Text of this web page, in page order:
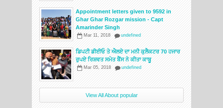
Appointment letters given to 9592 in
Ghar Ghar Rozgar mission - Capt
Amarinder Singh
Mar 11, 2018 undefined
ਡਿਪਟੀ ਡੀਈਓ ਤੇ ਐਲਏ ਦਾ ਮਨੀ ਕੁਲੈਕਟਰ 70 ਹਜਾਰ
ਰੁਪਏ ਰਿਸ਼ਵਤ ਸਮੇਤ ਬੈਂਸ ਨੇ ਕੀਤਾ ਕਾਬੂ
Mar 05, 2018 undefined
View All About popular